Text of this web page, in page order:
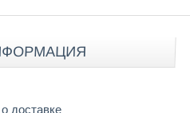
доставке